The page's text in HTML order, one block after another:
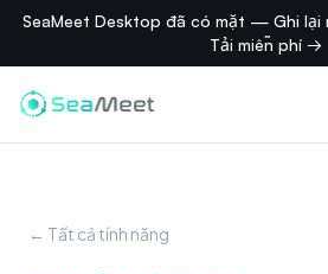
SeaMeet Desktop đã có mặt — Ghi lại
Tải miễn phí →
← Tất cả tính năng